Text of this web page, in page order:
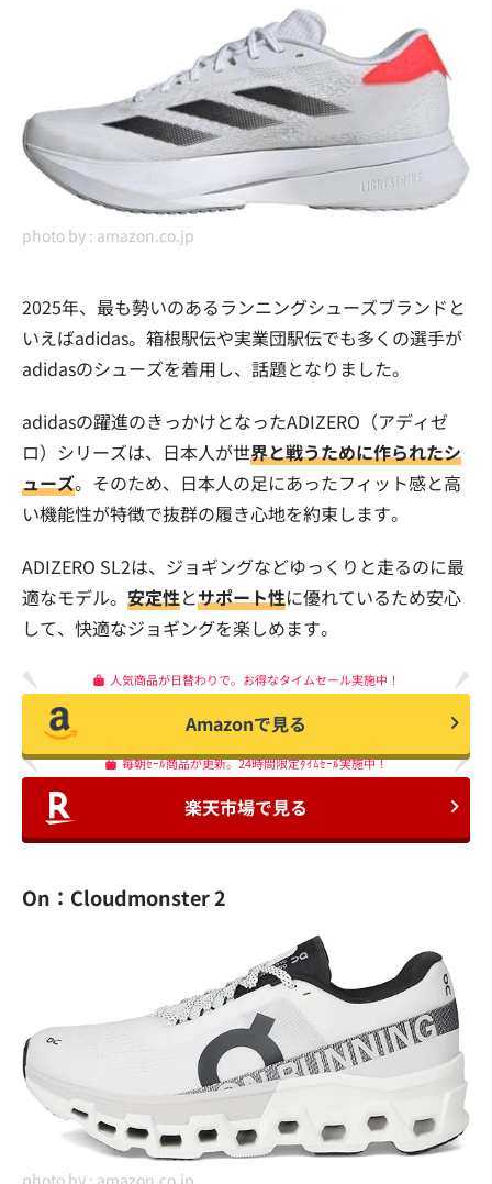
photo by : amazon.co.jp
2025年、最も勢いのあるランニングシューズブランドと
いえばadidas。箱根駅伝や実業団駅伝でも多くの選手が
adidasのシューズを着用し、話題となりました。
adidasの躍進のきっかけとなったADIZERO（アディゼ
ロ）シリーズは、日本人が世界と戦うために作られたシ
ューズ。そのため、日本人の足にあったフィット感と高
い機能性が特徴で抜群の履き心地を約束します。
ADIZERO SL2は、ジョギングなどゆっくりと走るのに最
適なモデル。 安定性とサポート性に優れているため安心
して、快適なジョギングを楽しめます。
人気商品が日替わりで。お得なタイムセール実施中！
Amazonで見る
毎朝ｾｰﾙ商品が更新。24時間限定ﾀｲﾑｾｰﾙ実施中！
楽天市場で見る
On：Cloudmonster 2